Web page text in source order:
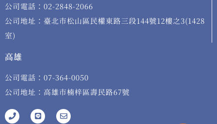
公司電話：02-2848-2066
公司地址：臺北市松山區民權東路三段144號12樓之3(1428
室)
高雄
公司電話：07-364-0050
公司地址：高雄市楠梓區壽民路67號